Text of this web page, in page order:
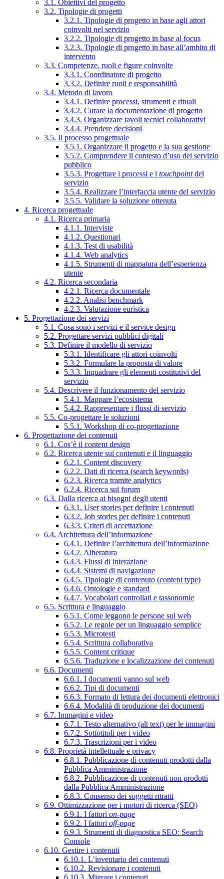
3.1. Obiettivi del progetto
3.2. Tipologie di progetti
3.2.1. Tipologie di progetto in base agli attori
coinvolti nel servizio
3.2.2. Tipologie di progetto in base al focus
3.2.3. Tipologie di progetto in base all’ambito di
intervento
3.3. Competenze, ruoli e figure coinvolte
3.3.1. Coordinatore di progetto
3.3.2. Definire ruoli e responsabilità
3.4. Metodo di lavoro
3.4.1. Definire processi, strumenti e rituali
3.4.2. Curare la documentazione di progetto
3.4.3. Organizzare tavoli tecnici collaborativi
3.4.4. Prendere decisioni
3.5. Il processo progettuale
3.5.1. Organizzare il progetto e la sua gestione
3.5.2. Comprendere il contesto d’uso del servizio
pubblico
3.5.3. Progettare i processi e i touchpointdel
servizio
3.5.4. Realizzare l’interfaccia utente del servizio
3.5.5. Validare la soluzione ottenuta
4. Ricerca progettuale
4.1. Ricerca primaria
4.1.1. Interviste
4.1.2. Questionari
4.1.3. Test di usabilità
4.1.4. Web analytics
4.1.5. Strumenti di mappatura dell’esperienza
utente
4.2. Ricerca secondaria
4.2.1. Ricerca documentale
4.2.2. Analisi benchmark
4.2.3. Valutazione euristica
5. Progettazione dei servizi
5.1. Cosa sono i servizi e il service design
5.2. Progettare servizi pubblici digitali
5.3. Definire il modello di servizio
5.3.1. Identificare gli attori coinvolti
5.3.2. Formulare la proposta di valore
5.3.3. Inquadrare gli elementi costitutivi del
servizio
5.4. Descrivere il funzionamento del servizio
5.4.1. Mappare l’ecosistema
5.4.2. Rappresentare i flussi di servizio
5.5. Co-progettare le soluzioni
5.5.1. Workshop di co-progettazione
6. Progettazione dei contenuti
6.1. Cos’è il content design
6.2. Ricerca utente sui contenuti e il linguaggio
6.2.1. Content discovery
6.2.2. Dati di ricerca (search keywords)
6.2.3. Ricerca tramite analytics
6.2.4. Ricerca sui forum
6.3. Dalla ricerca ai bisogni degli utenti
6.3.1. User stories per definire i contenuti
6.3.2. Job stories per definire i contenuti
6.3.3. Criteri di accettazione
6.4. Architettura dell’informazione
6.4.1. Definire l’architettura dell’informazione
6.4.2. Alberatura
6.4.3. Flussi di interazione
6.4.4. Sistemi di navigazione
6.4.5. Tipologie di contenuto (content type)
6.4.6. Ontologie e standard
6.4.7. Vocabolari controllati e tassonomie
6.5. Scrittura e linguaggio
6.5.1. Come leggono le persone sul web
6.5.2. Le regole per un linguaggio semplice
6.5.3. Microtesti
6.5.4. Scrittura collaborativa
6.5.5. Content critique
6.5.6. Traduzione e localizzazione dei contenuti
6.6. Documenti
6.6.1. I documenti vanno sul web
6.6.2. Tipi di documenti
6.6.3. Formato di lettura dei documenti elettronici
6.6.4. Modalità di produzione dei documenti
6.7. Immagini e video
6.7.1. Testo alternativo (alt text) per le immagini
6.7.2. Sottotitoli per i video
6.7.3. Trascrizioni per i video
6.8. Proprietà intellettuale e privacy
6.8.1. Pubblicazione di contenuti prodotti dalla
Pubblica Amministrazione
6.8.2. Pubblicazione di contenuti non prodotti
dalla Pubblica Amministrazione
6.8.3. Consenso dei soggetti ritratti
6.9. Ottimizzazione per i motori di ricerca (SEO)
6.9.1. I fattori on-page
6.9.2. I fattori off-page
6.9.3. Strumenti di diagnostica SEO: Search
Console
6.10. Gestire i contenuti
6.10.1. L’inventario dei contenuti
6.10.2. Revisionare i contenuti
6.10.3. Migrare i contenuti